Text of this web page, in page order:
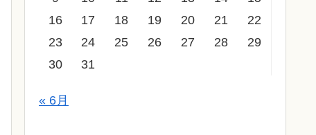
16
17 18 19 20 21
22
23
24 25 26 27 28
29
30
31
« 6月